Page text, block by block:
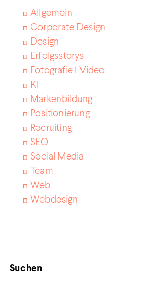
Allgemein
Corporate Design
Design
Erfolgsstorys
Fotografie I Video
KI
Markenbildung
Positionierung
Recruiting
SEO
Social Media
Team
Web
Webdesign
Suchen